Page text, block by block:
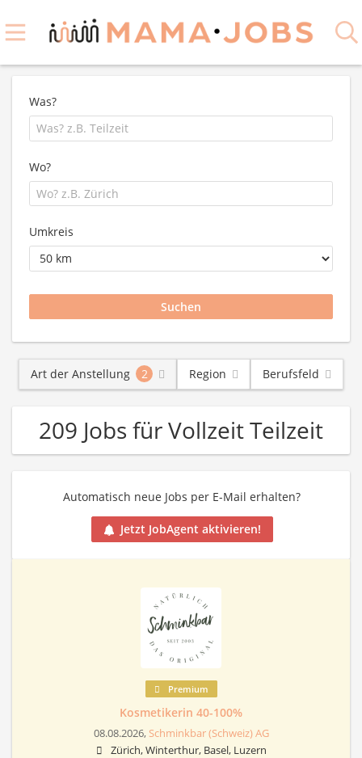
Was?
Wo?
Umkreis
Art der Anstellung 2 Region Berufsfeld
209 Jobs für Vollzeit Teilzeit
Automatisch neue Jobs per E-Mail erhalten?
Jetzt JobAgent aktivieren!
Premium
Kosmetikerin 40-100%
08.08.2026, Schminkbar (Schweiz) AG
Zürich, Winterthur, Basel, Luzern